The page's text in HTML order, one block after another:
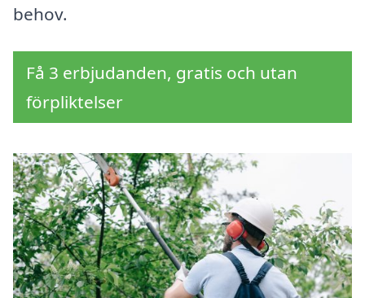
behov.
Få 3 erbjudanden, gratis och utan
förpliktelser